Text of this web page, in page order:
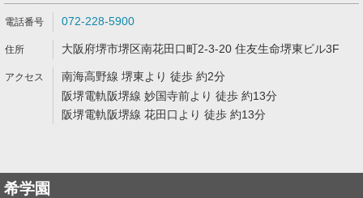
072-228-5900
大阪府堺市堺区南花田口町2-3-20 住友生命堺東ビル3F
南海高野線 堺東より 徒歩 約2分
阪堺電軌阪堺線 妙国寺前より 徒歩 約13分
阪堺電軌阪堺線 花田口より 徒歩 約13分
希学園